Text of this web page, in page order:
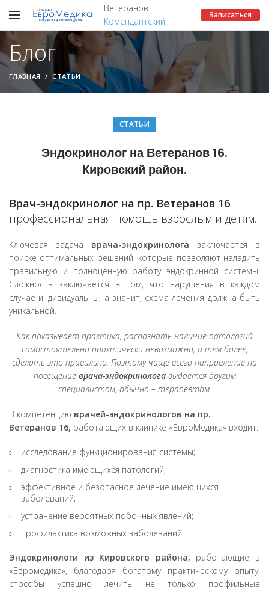
Ветеранов
Комендантский
Записаться
Блог
ГЛАВНАЯ СТАТЬИ
СТАТЬИ
Эндокринолог на Ветеранов 16.
Кировский район.
Врач-эндокринолог на пр. Ветеранов 16:
профессиональная помощь взрослым и детям.
Ключевая задача врача-эндокринолога заключается в
поиске оптимальных решений, которые позволяют наладить
правильную и полноценную работу эндокринной системы.
Сложность заключается в том, что нарушения в каждом
случае индивидуальны, а значит, схема лечения должна быть
уникальной.
Как показывает практика, распознать наличие патологий
самостоятельно практически невозможно, а тем более,
сделать это правильно. Поэтому чаще всего направление на
посещение врача-эндокринолога выдается другим
специалистом, обычно – терапевтом.
В компетенцию врачей-эндокринологов на пр.
Ветеранов 16, работающих в клинике «ЕвроМедика» входит:
исследование функционирования системы;
диагностика имеющихся патологий;
эффективное и безопасное лечение имеющихся
заболеваний;
устранение вероятных побочных явлений;
профилактика возможных заболеваний.
Эндокринологи из Кировского района, работающие в
«Евромедика», благодаря богатому практическому опыту,
способы успешно лечить не только профильные